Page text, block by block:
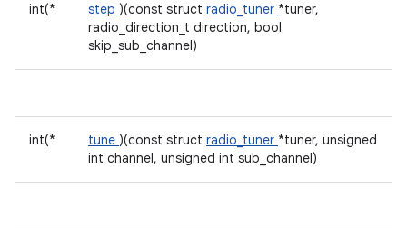
int(* step )(const struct radio_tuner *tuner,
radio_direction_t direction, bool
skip_sub_channel)
int(* tune )(const struct radio_tuner *tuner, unsigned
int channel, unsigned int sub_channel)